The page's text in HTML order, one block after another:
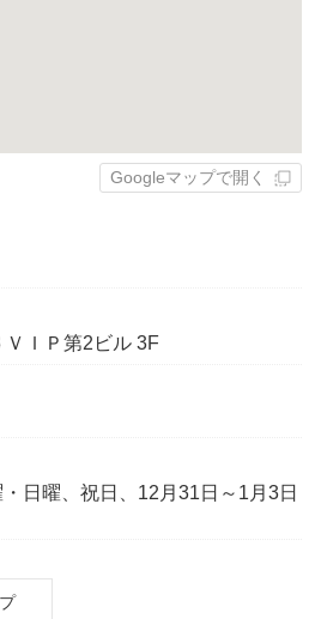
Googleマップで開く
ＶＩＰ第2ビル 3F
日曜、祝日、12月31日～1月3日